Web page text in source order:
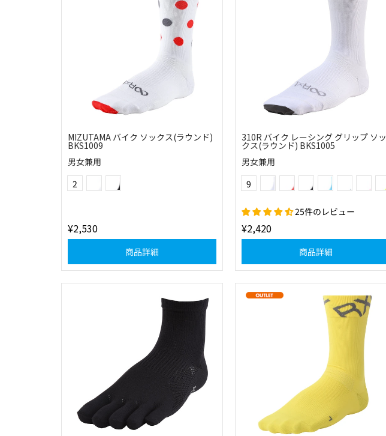
MIZUTAMA バイク ソックス(ラウンド)
BKS1009
男女兼用
Color
2
¥2,530
商品詳細
310R バイク レーシング グリップ ソッ
クス(ラウンド) BKS1005
男女兼用
Color
9
(57)フラッシュオレンジ
(60)グリーン
25件のレビュー
¥2,420
商品詳細